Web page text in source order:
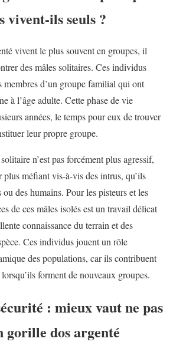
vivent-ils seuls ?
vivent le plus souvent en groupes, il
des mâles solitaires. Ces individus
membres d’un groupe familial qui ont
à l’âge adulte. Cette phase de vie
années, le temps pour eux de trouver
leur propre groupe.
n’est pas forcément plus agressif,
méfiant vis-à-vis des intrus, qu’ils
des humains. Pour les pisteurs et les
de ces mâles isolés est un travail délicat
connaissance du terrain et des
Ces individus jouent un rôle
des populations, car ils contribuent
forment de nouveaux groupes.
: mieux vaut ne pas
gorille dos argenté